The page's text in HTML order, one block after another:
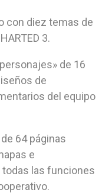
con diez temas de
3.
de 16
de
del equipo
64 páginas
e
las funciones